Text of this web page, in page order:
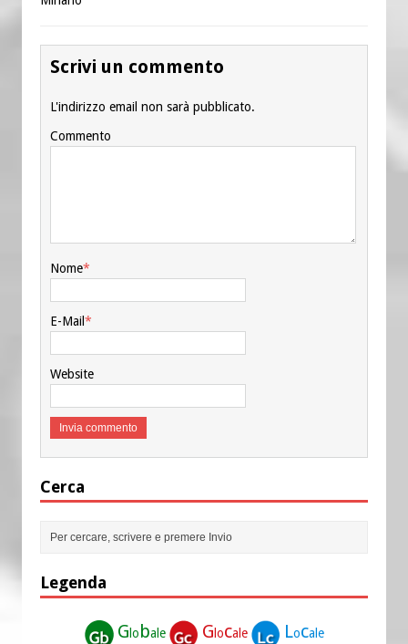
Scrivi un commento
L'indirizzo email non sarà pubblicato.
Commento
Nome*
E-Mail*
Website
Cerca
Legenda
G lobale G locale Locale